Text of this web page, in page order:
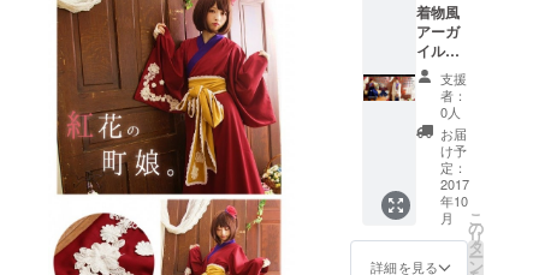
着物風
アーガ
イル
チェッ
クレー
ス襟
トップ
＆袴風
プリー
ツガウ
チョ
セット
アップ
＆着物
支援
者：
0人
お届
け予
定：
2017
年10
月
詳細を見る
こ
の
リ
タ
ー
ン